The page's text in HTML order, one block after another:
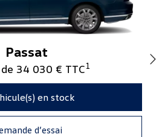
Passat
34 030 € TTC1
en stock
d’essai